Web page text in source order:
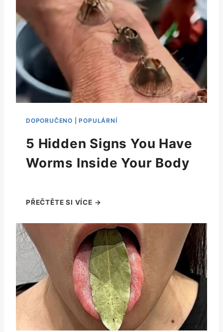
5 Hidden Signs You Have
Worms Inside Your Body